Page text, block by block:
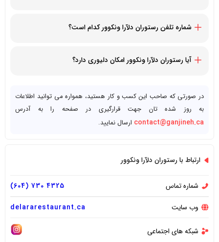
شماره تلفن رستوران دلآرا ونکوور کدام است؟
آیا رستوران دلآرا ونکوور امکان دلیوری دارد؟
در صورتی که صاحب این کسب و کار هستید، همواره می توانید اطلاعات
به روز شده تان جهت قرارگیری در صفحه را به آدرس
contact@ganjineh.ca ارسال نمایید.
ارتباط با رستوران دلآرا ونکوور
شماره تماس
4325 730 (604)
وب سایت
delararestaurant.ca
شبکه های اجتماعی